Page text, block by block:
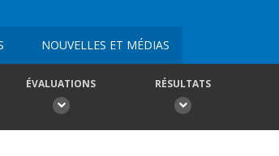
NOUVELLES ET MÉDIAS
ÉVALUATIONS RÉSULTATS